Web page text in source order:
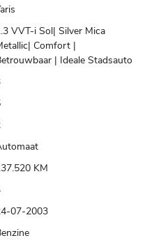
VVT-i Sol| Silver Mica
Comfort |
| Ideale Stadsauto
KM
07-2003